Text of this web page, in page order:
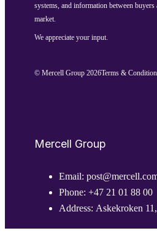
systems, and information between
market.
We appreciate your input.
© Mercell Group 2026Terms &
Mercell Group
Email:
Phone: +47 21 01 88 00
Address: Askekroken